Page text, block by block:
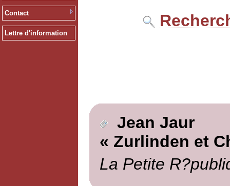
Contact
Lettre d'information
Jean Jaur
« Zurlinden et
La Petite